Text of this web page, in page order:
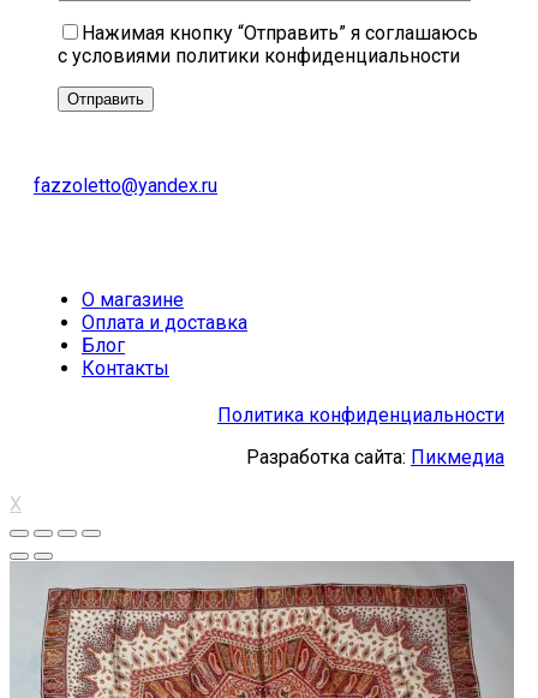
Нажимая кнопку “Отправить” я соглашаюсь
с условиями политики конфиденциальности
fazzoletto@yandex.ru
О магазине
Оплата и доставка
Блог
Контакты
Политика конфиденциальности
Разработка сайта: Пикмедиа
X